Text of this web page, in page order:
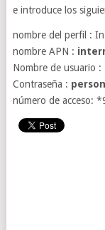
e introduce los
nombre del perfil :
nombre APN :
Nombre de usuario :
Contraseña :
número de acceso: